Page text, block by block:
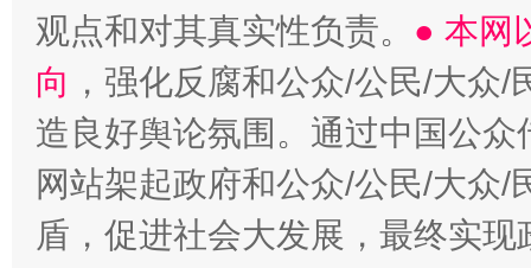
观点和对其真实性负责。 ● 本网
向 ，强化反腐和公众/公民/大众
造良好舆论氛围。通过中国公
网站架起政府和公众/公民/大众
盾，促进社会大发展，最终实